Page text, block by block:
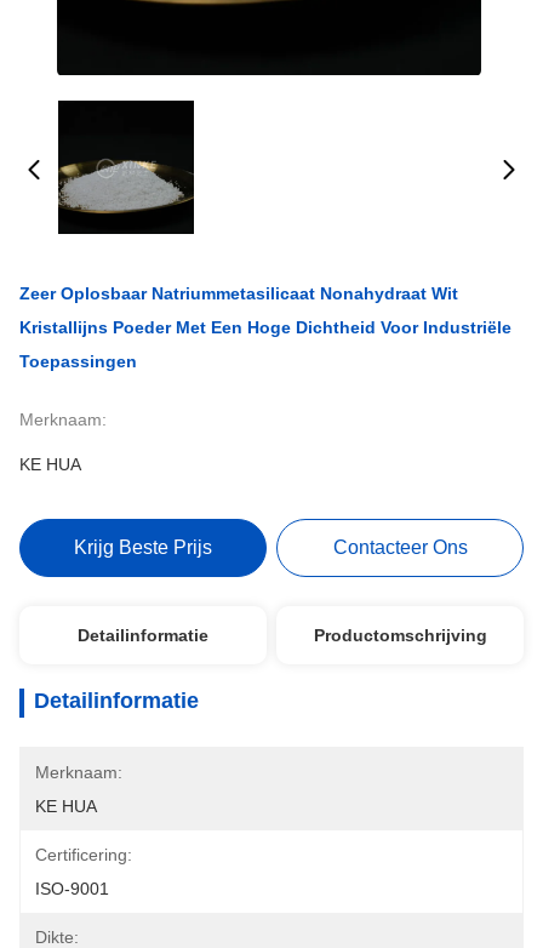
Zeer Oplosbaar Natriummetasilicaat Nonahydraat Wit
Kristallijns Poeder Met Een Hoge Dichtheid Voor Industriële
Toepassingen
Merknaam:
KE HUA
Krijg Beste Prijs Contacteer Ons
Detailinformatie Productomschrijving
Detailinformatie
Merknaam:
KE HUA
Certificering:
ISO-9001
Dikte: